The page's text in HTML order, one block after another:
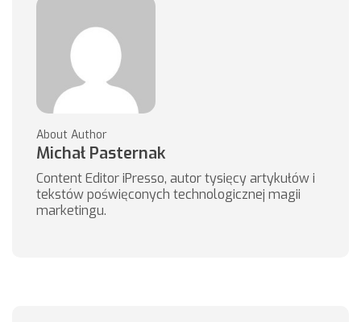
About Author
Michał Pasternak
Content Editor iPresso, autor tysięcy artykułów i
tekstów poświęconych technologicznej magii
marketingu.